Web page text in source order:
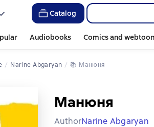
Catalog
Audiobooks Comics and
Narine Abgaryan 📚 Манюня
Манюня
AuthorNarine Abgaryan